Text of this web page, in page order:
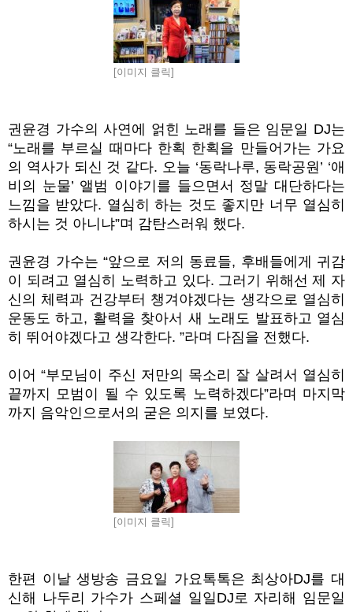
[이미지 클릭]
권윤경 가수의 사연에 얽힌 노래를 들은 임문일 DJ는
“노래를 부르실 때마다 한획 한획을 만들어가는 가요
의 역사가 되신 것 같다. 오늘 ‘동락나루, 동락공원’ ‘애
비의 눈물’ 앨범 이야기를 들으면서 정말 대단하다는
느낌을 받았다. 열심히 하는 것도 좋지만 너무 열심히
하시는 것 아니냐”며 감탄스러워 했다.
권윤경 가수는 “앞으로 저의 동료들, 후배들에게 귀감
이 되려고 열심히 노력하고 있다. 그러기 위해선 제 자
신의 체력과 건강부터 챙겨야겠다는 생각으로 열심히
운동도 하고, 활력을 찾아서 새 노래도 발표하고 열심
히 뛰어야겠다고 생각한다. ”라며 다짐을 전했다.
이어 “부모님이 주신 저만의 목소리 잘 살려서 열심히
끝까지 모범이 될 수 있도록 노력하겠다”라며 마지막
까지 음악인으로서의 굳은 의지를 보였다.
[이미지 클릭]
한편 이날 생방송 금요일 가요톡톡은 최상아DJ를 대
신해 나두리 가수가 스페셜 일일DJ로 자리해 임문일